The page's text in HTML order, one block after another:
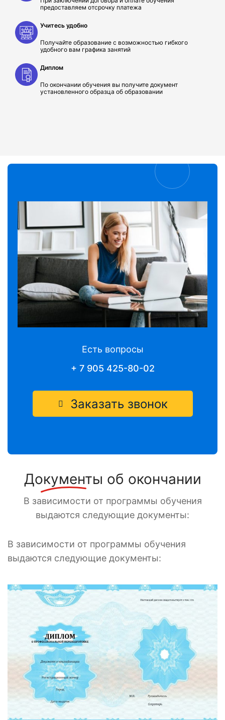
предоставляем отсрочку платежа
Учитесь удобно
Получайте образование с возможностью гибкого
удобного вам графика занятий
Диплом
По окончании обучения вы получите документ
установленного образца об образовании
Есть вопросы
+ 7 905 425-80-02
Заказать звонок
Документы об окончании
В зависимости от программы обучения
выдаются следующие документы:
В зависимости от программы обучения
выдаются следующие документы: